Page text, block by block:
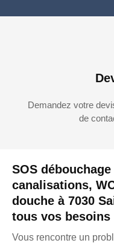
SOS
canalisations,
douche à 7030
tous vos besoins
Vous rencontre un
Demandez votre
de